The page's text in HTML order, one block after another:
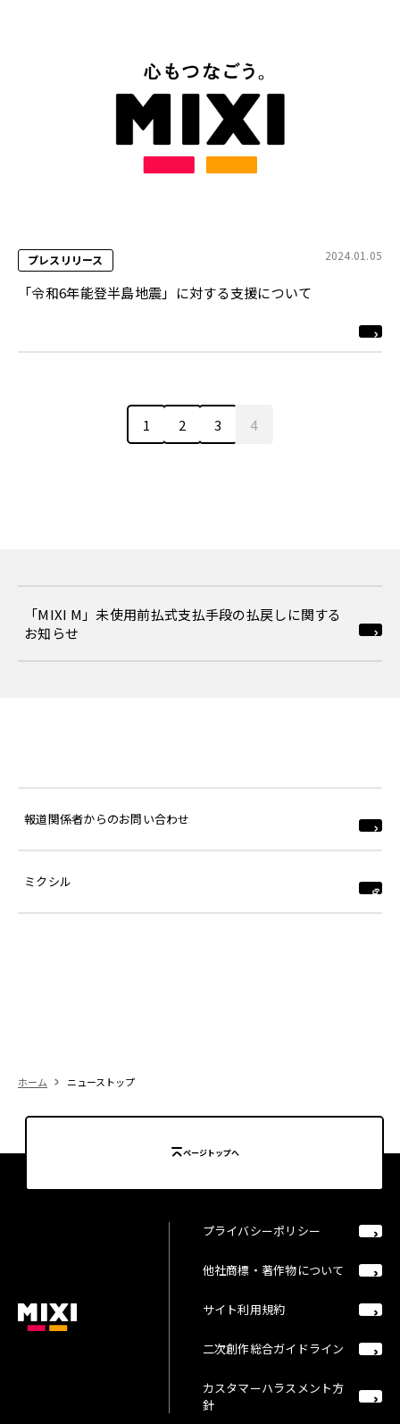
プレスリリース 2024.01.05
「令和6年能登半島地震」に対する支援について
1 2 3 4
「MIXI M」未使用前払式支払手段の払戻しに関する
お知らせ
報道関係者からのお問い合わせ
ミクシル
ホーム ニューストップ
ページトップへ
プライバシーポリシー
他社商標・著作物について
サイト利用規約
二次創作総合ガイドライン
カスタマーハラスメント方
針